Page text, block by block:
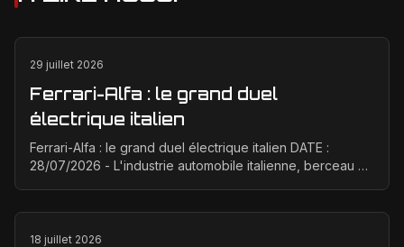
29 juillet 2026
Ferrari-Alfa : le grand duel
électrique italien
Ferrari-Alfa : le grand duel électrique italien DATE :
28/07/2026 - L'industrie automobile italienne, berceau de
18 juillet 2026